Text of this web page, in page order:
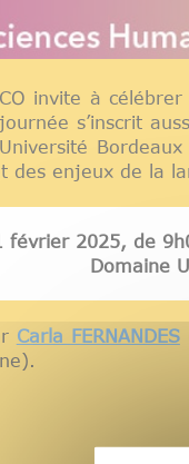
invite à
s’inscrit
des enjeux de la
février 2025, de
Domaine
Carla FERNANDES